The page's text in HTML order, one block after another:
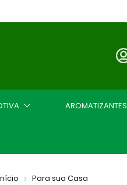
AROMATIZANTES
Para sua Casa